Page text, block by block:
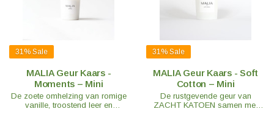
31% Sale
MALIA Geur Kaars -
Moments – Mini
De zoete omhelzing van romige
vanille, troostend leer en
31% Sale
MALIA Geur Kaars - Soft
Cotton – Mini
De rustgevende geur van
ZACHT KATOEN samen met